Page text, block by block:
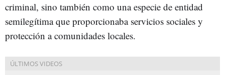
criminal, sino también como una especie de entidad
semilegítima que proporcionaba servicios sociales y
protección a comunidades locales.